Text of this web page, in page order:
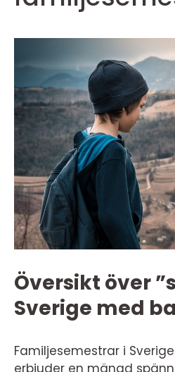
Översikt över
Sverige med
Familjesemestrar i
erbjuder en mängd